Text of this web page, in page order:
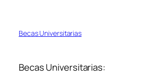
Becas Universitarias
Becas Universitarias: